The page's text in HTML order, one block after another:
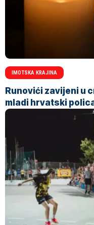
IMOTSKA KRAJINA
Runovići zavijeni u
mladi hrvatski